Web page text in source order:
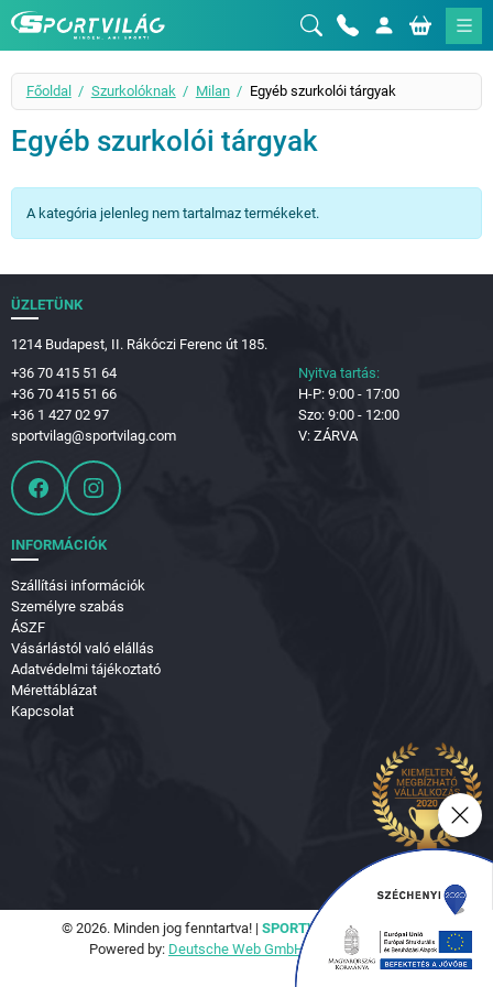
Sportvilág
Főoldal Szurkolóknak Milan Egyéb szurkolói tárgyak
Egyéb szurkolói tárgyak
A kategória jelenleg nem tartalmaz termékeket.
ÜZLETÜNK
1214 Budapest, II. Rákóczi Ferenc út 185.
+36 70 415 51 64
+36 70 415 51 66
+36 1 427 02 97
sportvilag@sportvilag.com
Nyitva tartás:
H-P: 9:00 - 17:00
Szo: 9:00 - 12:00
V: ZÁRVA
INFORMÁCIÓK
Szállítási információk
Személyre szabás
ÁSZF
Vásárlástól való elállás
Adatvédelmi tájékoztató
Mérettáblázat
Kapcsolat
© 2026. Minden jog fenntartva! | SPORTVILÁG Hungary Kft.
Powered by: Deutsche Web GmbH. Seo Tools Kft.